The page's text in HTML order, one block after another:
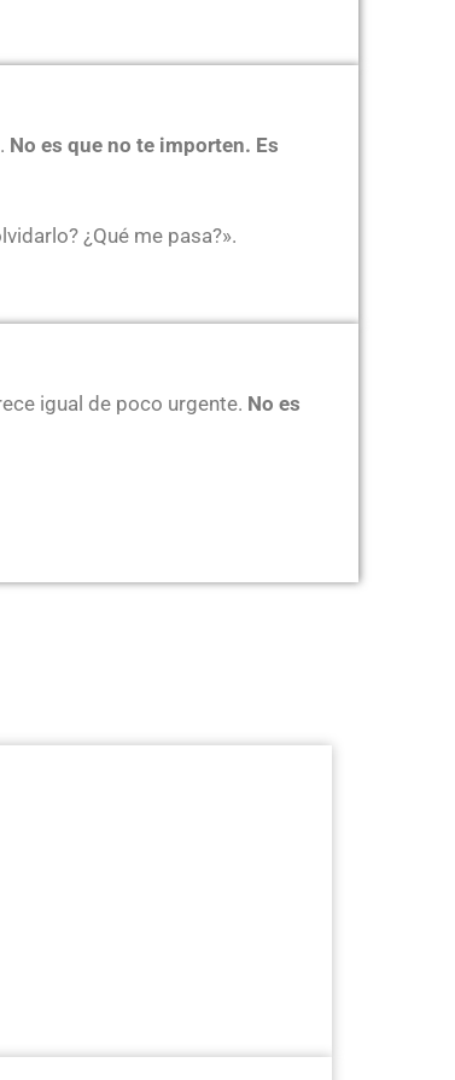
No es que no te importen. Es
¿Qué me pasa?».
igual de poco urgente. No es